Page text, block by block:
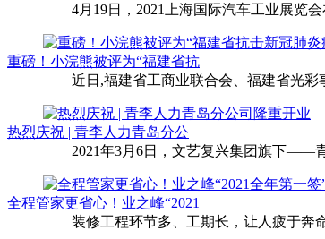
4月19日，2021上海国际汽车工业展览会
重磅！小浣熊被评为“福建省抗
近日,福建省工商业联合会、福建省光彩
热烈庆祝 | 青李人力青岛分公
2021年3月6日，文艺复兴集团旗下——青
全程管家更省心！业之峰“2021
装修工程环节多、工期长，让人疲于奔命